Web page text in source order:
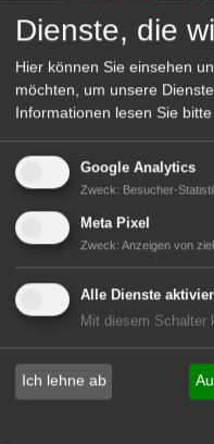
Gärtnerei Hanns
Logistikhalle
Herongen
zur
GABOT
1A-Lage, ihre Chance
grünen Branche
Repräsentative
Dienste, die
Hier können Sie einsehen
möchten, um unsere
Informationen lesen Sie
Google Analytics
Zweck: Besucher-
Meta Pixel
Zweck: Anzeigen von
Alle Dienste
Mit diesem Schalter
Ich lehne ab